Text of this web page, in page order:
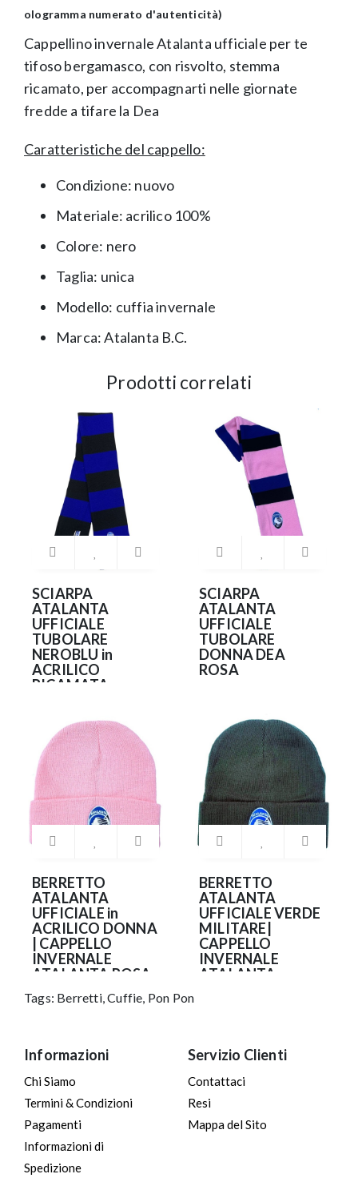
ologramma numerato d'autenticità)
Cappellino invernale Atalanta ufficiale per te
tifoso bergamasco, con risvolto, stemma
ricamato, per accompagnarti nelle giornate
fredde a tifare la Dea
Caratteristiche del cappello:
Condizione: nuovo
Materiale: acrilico 100%
Colore: nero
Taglia: unica
Modello: cuffia invernale
Marca:Atalanta B.C.
Prodotti correlati
SCIARPA
ATALANTA
UFFICIALE
TUBOLARE
NEROBLU in
ACRILICO
RICAMATA
SCIARPA
ATALANTA
UFFICIALE
TUBOLARE
DONNA DEA
ROSA
BERRETTO
ATALANTA
UFFICIALE in
ACRILICO DONNA
| CAPPELLO
INVERNALE
ATALANTA ROSA
20.90€
BERRETTO
ATALANTA
UFFICIALE VERDE
MILITARE|
CAPPELLO
INVERNALE
ATALANTA
Tags: Berretti,Cuffie, Pon Pon
Informazioni
Chi Siamo
Termini & Condizioni
Pagamenti
Informazioni di
Spedizione
Servizio Clienti
Contattaci
Resi
Mappa del Sito